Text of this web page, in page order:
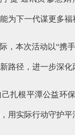
为下一代谋更多
，本次活动以“
路径，进一步深化
扎根平潭公益环
用实际行动守护平